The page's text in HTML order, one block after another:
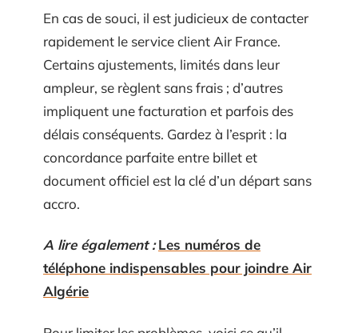
En cas de souci, il est judicieux de contacter
rapidement le service client Air France.
Certains ajustements, limités dans leur
ampleur, se règlent sans frais ; d’autres
impliquent une facturation et parfois des
délais conséquents. Gardez à l’esprit : la
concordance parfaite entre billet et
document officiel est la clé d’un départ sans
accro.
A lire également : Les numéros de
téléphone indispensables pour joindre Air
Algérie